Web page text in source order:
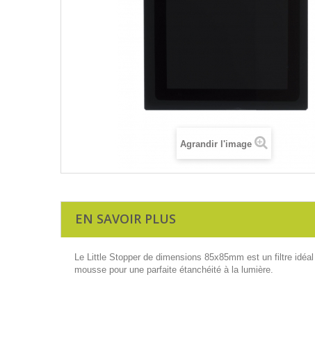
Agrandir l'image
EN SAVOIR PLUS
Le Little Stopper de dimensions 85x85mm est un filtre
mousse pour une parfaite étanchéité à la lumière.